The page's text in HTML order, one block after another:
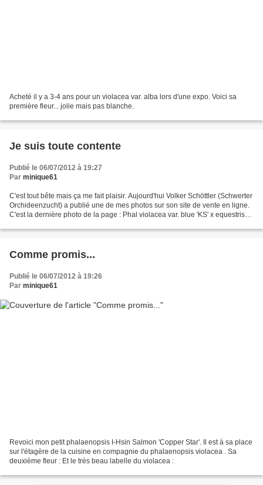
Acheté il y a 3-4 ans pour un violacea var. alba lors d'une expo. Voici sa
première fleur... jolie mais pas blanche.
Je suis toute contente
Publié le 06/07/2012 à 19:27
Par minique61
C'est tout bête mais ça me fait plaisir. Aujourd'hui Volker Schöttler (Schwerter
Orchideenzucht) a publié une de mes photos sur son site de vente en ligne.
C'est la dernière photo de la page : Phal violacea var. blue 'KS' x equestris
Comme promis...
Publié le 06/07/2012 à 19:26
Par minique61
Revoici mon petit phalaenopsis I-Hsin Salmon 'Copper Star'. Il est à sa place
sur l'étagère de la cuisine en compagnie du phalaenopsis violacea . Sa
deuxième fleur : Et le très beau labelle du violacea :